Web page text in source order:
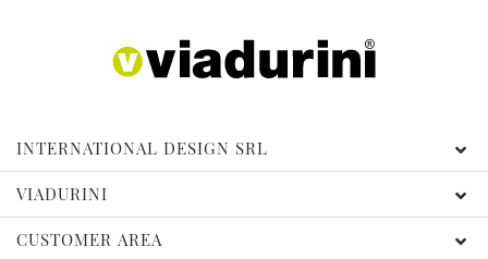
INTERNATIONAL DESIGN SRL
VIADURINI
CUSTOMER AREA